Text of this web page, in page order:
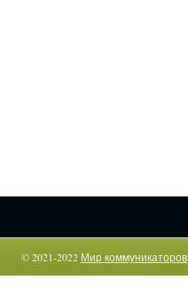
© 2021-2022 Мир коммуникаторов